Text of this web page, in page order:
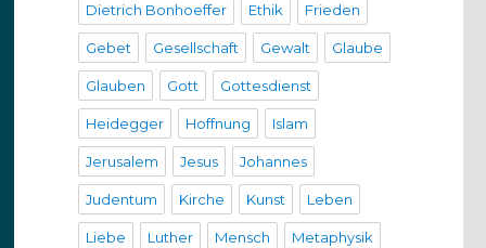
Dietrich Bonhoeffer Ethik Frieden
Gebet Gesellschaft Gewalt Glaube
Glauben Gott Gottesdienst
Heidegger Hoffnung Islam
Jerusalem Jesus Johannes
Judentum Kirche Kunst Leben
Liebe Luther Mensch Metaphysik